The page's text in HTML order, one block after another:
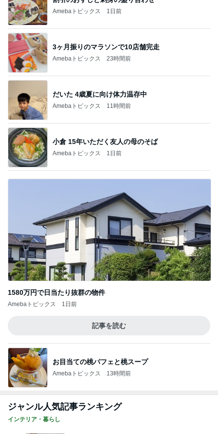
Amebaトピックス 1日前
3ヶ月振りのマラソンで10店舗完走
Amebaトピックス 23時間前
だいた 4歳夏に向け体力温存中
Amebaトピックス 11時間前
小倉 15年いただく友人の母のそば
Amebaトピックス 1日前
1580万円で日当たり抜群の物件
Amebaトピックス 1日前
記事を読む
お目当ての桃パフェと桃スープ
Amebaトピックス 13時間前
ジャンル人気記事ランキング
インテリア・暮らし